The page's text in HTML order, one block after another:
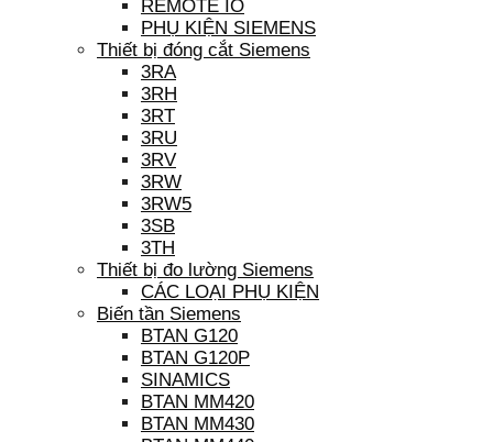
REMOTE IO
PHỤ KIỆN SIEMENS
Thiết bị đóng cắt Siemens
3RA
3RH
3RT
3RU
3RV
3RW
3RW5
3SB
3TH
Thiết bị đo lường Siemens
CÁC LOẠI PHỤ KIỆN
Biến tần Siemens
BTAN G120
BTAN G120P
SINAMICS
BTAN MM420
BTAN MM430